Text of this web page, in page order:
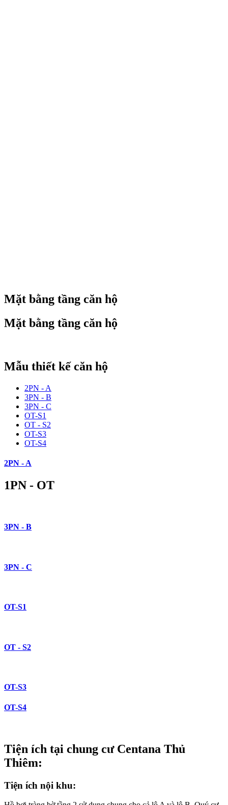
Mặt bằng tầng căn hộ
Mặt bằng tầng căn hộ
Mẫu thiết kế căn hộ
2PN - A
3PN - B
3PN - C
OT-S1
OT - S2
OT-S3
OT-S4
2PN - A
1PN - OT
3PN - B
3PN - C
OT-S1
OT - S2
OT-S3
OT-S4
Tiện ích tại chung cư Centana Thủ
Thiêm:
Tiện ích nội khu: